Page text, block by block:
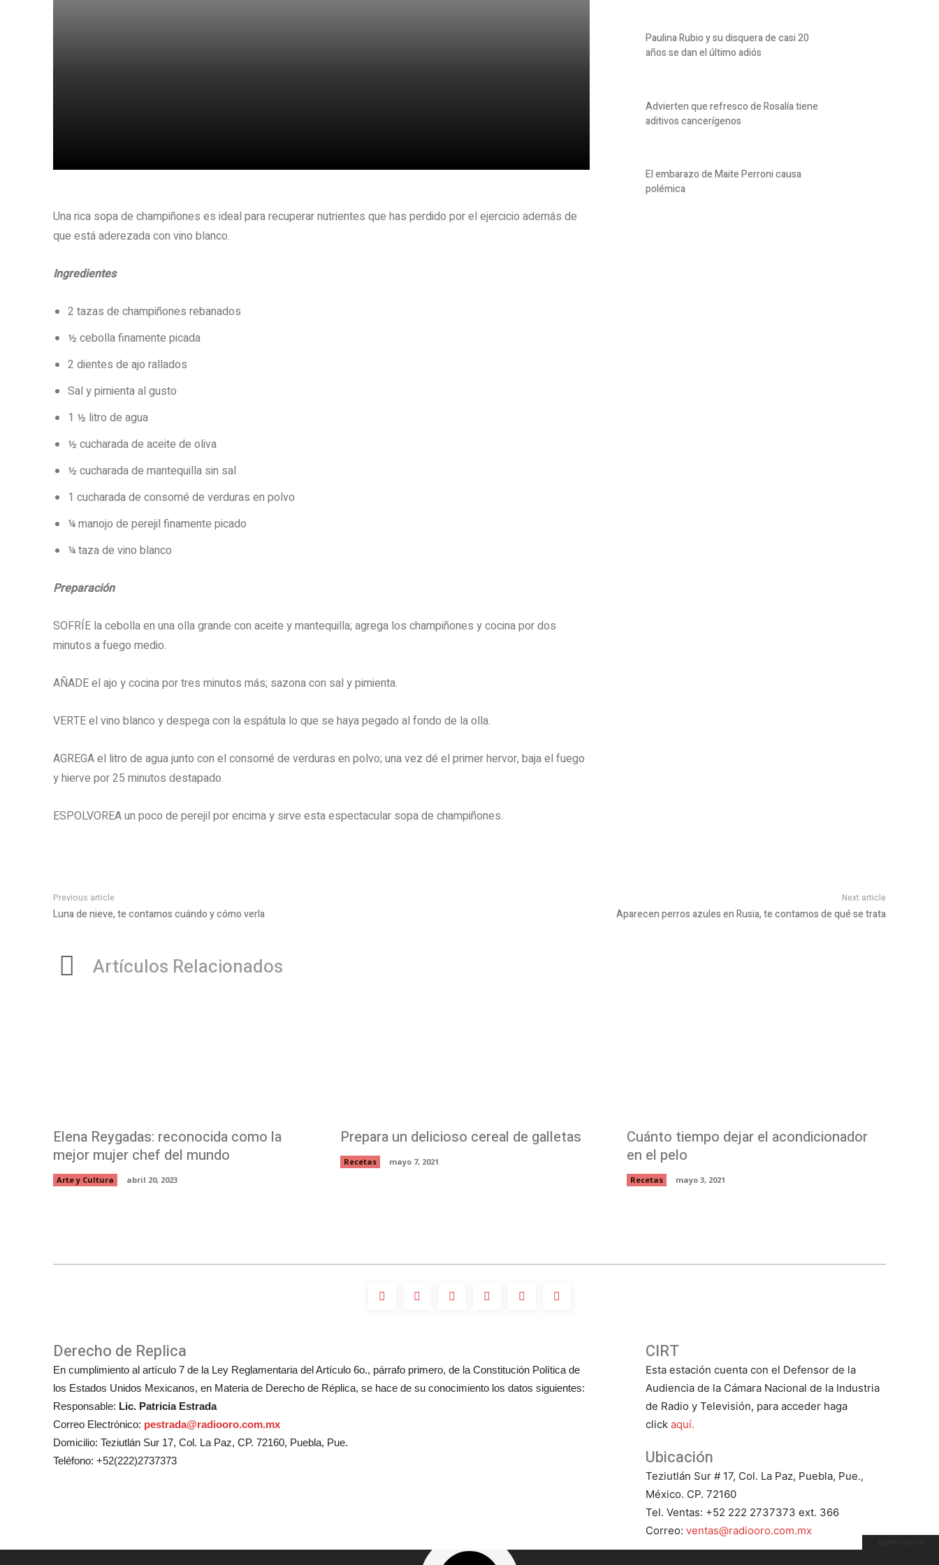
Una rica sopa de champiñones es ideal para recuperar nutrientes que has perdido por el ejercicio además de
que está aderezada con vino blanco.
Ingredientes
2 tazas de champiñones rebanados
½ cebolla finamente picada
2 dientes de ajo rallados
Sal y pimienta al gusto
1 ½ litro de agua
½ cucharada de aceite de oliva
½ cucharada de mantequilla sin sal
1 cucharada de consomé de verduras en polvo
¼ manojo de perejil finamente picado
¼ taza de vino blanco
Preparación
SOFRÍE la cebolla en una olla grande con aceite y mantequilla; agrega los champiñones y cocina por dos
minutos a fuego medio.
AÑADE el ajo y cocina por tres minutos más; sazona con sal y pimienta.
VERTE el vino blanco y despega con la espátula lo que se haya pegado al fondo de la olla.
AGREGA el litro de agua junto con el consomé de verduras en polvo; una vez dé el primer hervor, baja el fuego
y hierve por 25 minutos destapado.
ESPOLVOREA un poco de perejil por encima y sirve esta espectacular sopa de champiñones.
Paulina Rubio y su disquera de casi 20
años se dan el último adiós
Advierten que refresco de Rosalía tiene
aditivos cancerígenos
El embarazo de Maite Perroni causa
polémica
Previous article
Luna de nieve, te contamos cuándo y cómo verla
Next article
Aparecen perros azules en Rusia, te contamos de qué se trata
Artículos Relacionados
Elena Reygadas: reconocida como la
mejor mujer chef del mundo
Arte y Cultura abril 20, 2023
Prepara un delicioso cereal de galletas
Recetas mayo 7, 2021
Cuánto tiempo dejar el acondicionador
en el pelo
Recetas mayo 3, 2021
Derecho de Replica
En cumplimiento al artículo 7 de la Ley Reglamentaria del Artículo 6o., párrafo primero, de la Constitución Política de
los Estados Unidos Mexicanos, en Materia de Derecho de Réplica, se hace de su conocimiento los datos siguientes:
Responsable: Lic. Patricia Estrada
Correo Electrónico: pestrada@radiooro.com.mx
Domicilio: Teziutlán Sur 17, Col. La Paz, CP. 72160, Puebla, Pue.
Teléfono: +52(222)2737373
CIRT
Esta estación cuenta con el Defensor de la
Audiencia de la Cámara Nacional de la Industria
de Radio y Televisión, para acceder haga
click aquí.
Ubicación
Teziutlán Sur # 17, Col. La Paz, Puebla, Pue.,
México. CP. 72160
Tel. Ventas: +52 222 2737373 ext. 366
Correo: ventas@radiooro.com.mx